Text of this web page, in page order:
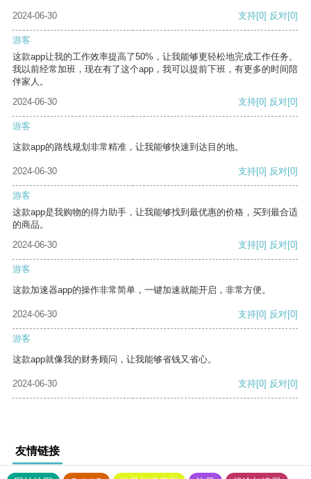
2024-06-30 支持[0] 反对[0]
游客
这款app让我的工作效率提高了50%，让我能够更轻松地完成工作任务。
我以前经常加班，现在有了这个app，我可以提前下班，有更多的时间陪
伴家人。
2024-06-30
支持[0] 反对[0]
游客
这款app的路线规划非常精准，让我能够快速到达目的地。
2024-06-30 支持[0] 反对[0]
游客
这款app是我购物的得力助手，让我能够找到最优惠的价格，买到最合适
的商品。
2024-06-30
支持[0] 反对[0]
游客
这款加速器app的操作非常简单，一键加速就能开启，非常方便。
2024-06-30 支持[0] 反对[0]
游客
这款app就像我的财务顾问，让我能够省钱又省心。
2024-06-30 支持[0] 反对[0]
友情链接